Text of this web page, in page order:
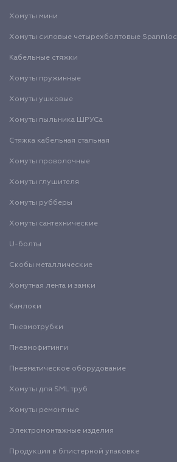
Хомуты мини
Хомуты силовые четырехболтовые Spannloc
Кабельные стяжки
Хомуты пружинные
Хомуты ушковые
Хомуты пыльника ШРУСа
Стяжка кабельная стальная
Хомуты проволочные
Хомуты глушителя
Хомуты рубберы
Хомуты сантехнические
U-болты
Скобы металлические
Хомутная лента и замки
Камлоки
Пневмотрубки
Пневмофитинги
Пневматическое оборудование
Хомуты для SML труб
Хомуты ремонтные
Электромонтажные изделия
Продукция в блистерной упаковке